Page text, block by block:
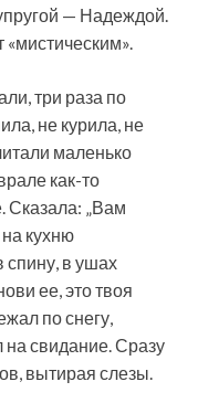
— Надеждой.
«мистическим».
три раза по
не курила, не
маленько
как-то
Сказала: „Вам
кухню
спину, в ушах
ее, это твоя
по снегу,
на свидание. Сразу
вытирая слезы.